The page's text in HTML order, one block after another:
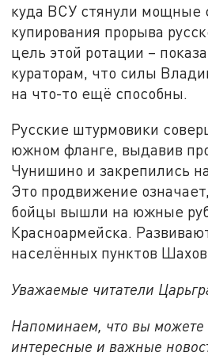
куда ВСУ стянули мощные
купирования прорыва
цель этой ротации –
кураторам, что силы
на что-то ещё способны.
Русские штурмовики
южном фланге, выдавив
Чунишино и закрепились
Это продвижение
бойцы вышли на южные
Красноармейска.
населённых пунктов
Уважаемые читатели
Напоминаем, что вы можете
интересные и важные